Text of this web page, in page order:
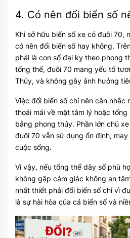
4. Có nên đổi biển số
Khi sở hữu biển số xe có đuôi 70,
có nên đổi biển số hay không.
phải là con số đại kỵ theo phong
tổng thể, đuôi 70 mang yếu tố
Thủy, và không gây ảnh hưởng
Việc đổi biển số chỉ nên cân nhắc
thoải mái về mặt tâm lý hoặc tổng
bằng phong thủy. Phần lớn chủ
đuôi 70 vẫn sử dụng ổn định,
cuộc sống.
Vì vậy, nếu tổng thể dãy số phù
không gặp cảm giác không an
nhất thiết phải đổi biển số chỉ vì
là sự hài hòa của cả biển số và